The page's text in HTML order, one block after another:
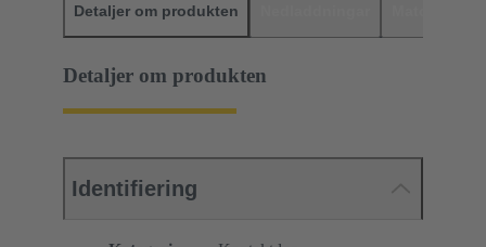
Detaljer om produkten
Detaljer om produkten
Identifiering